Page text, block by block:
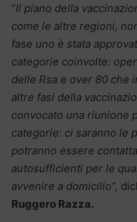
“Il piano della
come le altre regioni,
fase uno è stata
categorie coinvolte:
delle Rsa e over 80 che
altre fasi della
convocato una riunione
categorie: ci saranno le
potranno essere
autosufficienti per le
avvenire a domicilio”,
Ruggero Razza.